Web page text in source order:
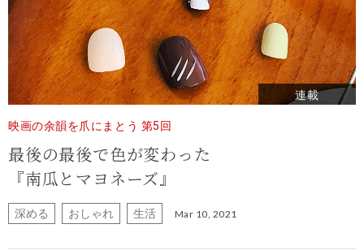
連載
映画の余韻を爪にまとう 第5回
最後の最後で色が変わった
『南瓜とマヨネーズ』
深める おしゃれ 生活 Mar 10, 2021